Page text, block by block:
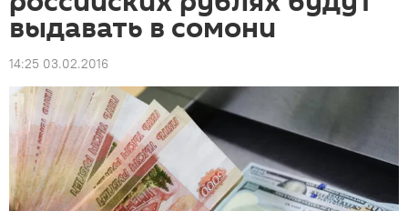
выдавать в сомони
14:25 03.02.2016